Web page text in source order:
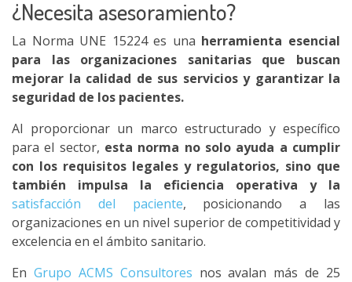
¿Necesita asesoramiento?
La Norma UNE 15224 es una herramienta esencial
para las organizaciones sanitarias que buscan
mejorar la calidad de sus servicios y garantizar la
seguridad de los pacientes.
Al proporcionar un marco estructurado y específico
para el sector, esta norma no solo ayuda a cumplir
con los requisitos legales y regulatorios, sino que
también impulsa la eficiencia operativa y la
satisfacción del paciente, posicionando a las
organizaciones en un nivel superior de competitividad y
excelencia en el ámbito sanitario.
En Grupo ACMS Consultores nos avalan más de 25